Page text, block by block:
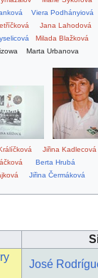
Viera Podhányiová
Jana Lahodová
Milada Blažková
Marta Urbanova
Jiřina Kadlecová
Berta Hrubá
Jiřina Čermáková
José